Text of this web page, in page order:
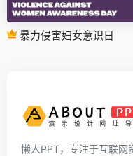
暴力侵害妇女意识日
懒人PPT，专注于互联网